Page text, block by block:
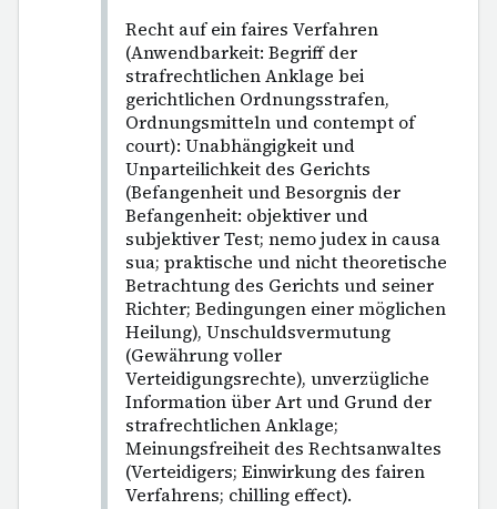
Recht auf ein faires Verfahren
(Anwendbarkeit: Begriff der
strafrechtlichen Anklage bei
gerichtlichen Ordnungsstrafen,
Ordnungsmitteln und contempt of
court): Unabhängigkeit und
Unparteilichkeit des Gerichts
(Befangenheit und Besorgnis der
Befangenheit: objektiver und
subjektiver Test; nemo judex in causa
sua; praktische und nicht theoretische
Betrachtung des Gerichts und seiner
Richter; Bedingungen einer möglichen
Heilung), Unschuldsvermutung
(Gewährung voller
Verteidigungsrechte), unverzügliche
Information über Art und Grund der
strafrechtlichen Anklage;
Meinungsfreiheit des Rechtsanwaltes
(Verteidigers; Einwirkung des fairen
Verfahrens; chilling effect).